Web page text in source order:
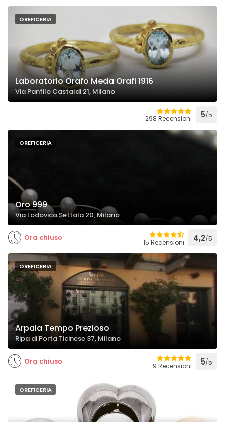
OREFICERIA
Laboratorio Orafo Meda Orafi 1916
Via Panfilo Castaldi 21, Milano
298 Recensioni 5/5
OREFICERIA
Oro 999
Via Lodovico Settala 20, Milano
Ora chiuso 15 Recensioni 4,2/5
OREFICERIA
Arpaia Tempo Prezioso
Ripa di Porta Ticinese 37, Milano
Ora chiuso 9 Recensioni 5/5
OREFICERIA